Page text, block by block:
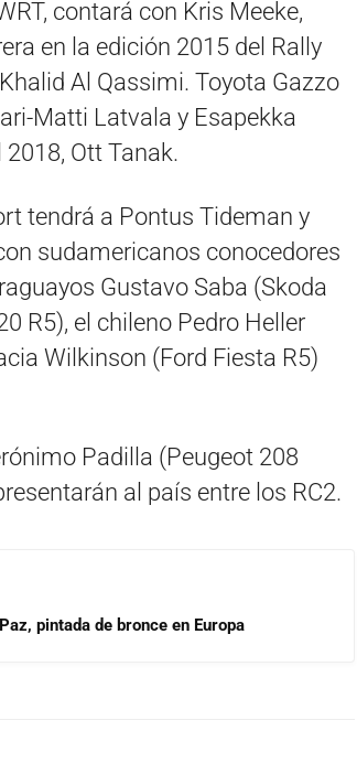
contará con Kris Meeke,
en la edición 2015 del Rally
Al Qassimi. Toyota Gazzo
Matti Latvala y Esapekka
Ott Tanak.
tendrá a Pontus Tideman y
sudamericanos conocedores
Gustavo Saba (Skoda
R5), el chileno Pedro Heller
Wilkinson (Ford Fiesta R5)
Padilla (Peugeot 208
al país entre los RC2.
pintada de bronce en Europa